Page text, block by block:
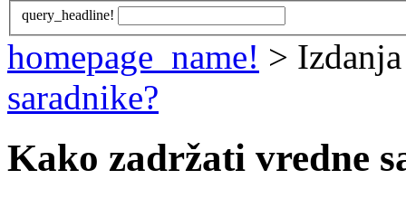
query_headline!
homepage_name! >
saradnike?
Kako zadržati vredne